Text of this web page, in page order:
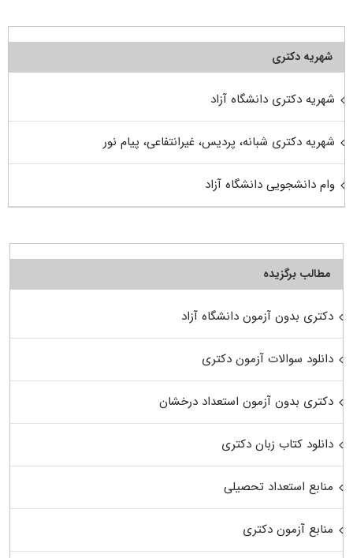
شهریه دکتری
شهریه دکتری دانشگاه آزاد
شهریه دکتری شبانه، پردیس، غیرانتفاعی، پیام نور
وام دانشجویی دانشگاه آزاد
مطالب برگزیده
دکتری بدون آزمون دانشگاه آزاد
دانلود سوالات آزمون دکتری
دکتری بدون آزمون استعداد درخشان
دانلود کتاب زبان دکتری
منابع استعداد تحصیلی
منابع آزمون دکتری